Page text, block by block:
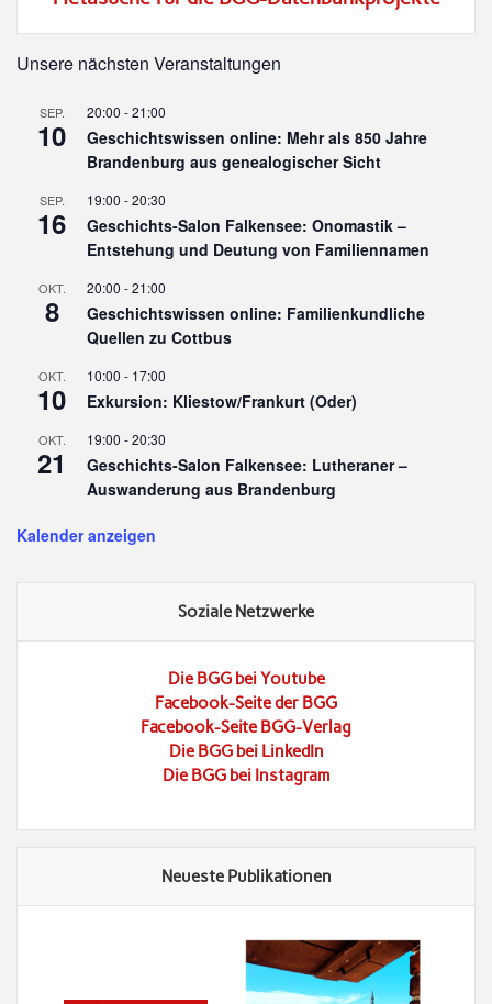
Unsere nächsten Veranstaltungen
SEP.
10
20:00 -21:00
Geschichtswissen online: Mehr als 850 Jahre
Brandenburg aus genealogischer Sicht
SEP.
16
19:00 -20:30
Geschichts-Salon Falkensee: Onomastik –
Entstehung und Deutung von Familiennamen
OKT.
8
20:00 -21:00
Geschichtswissen online: Familienkundliche
Quellen zu Cottbus
OKT.
10
10:00 - 17:00
Exkursion: Kliestow/Frankurt (Oder)
OKT.
21
19:00 -20:30
Geschichts-Salon Falkensee: Lutheraner –
Auswanderung aus Brandenburg
Kalender anzeigen
Soziale Netzwerke
Die BGG bei Youtube
Facebook-Seite der BGG
Facebook-Seite BGG-Verlag
Die BGG bei LinkedIn
Die BGG bei Instagram
Neueste Publikationen